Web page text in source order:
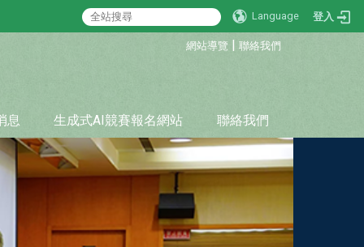
Language 登入
網站導覽 | 聯絡我們
息 生成式AI競賽報名網站 聯絡我們